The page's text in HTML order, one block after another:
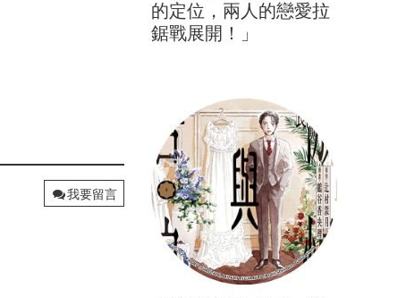
我要留言
的定位，兩人的戀愛拉
鋸戰展開！」